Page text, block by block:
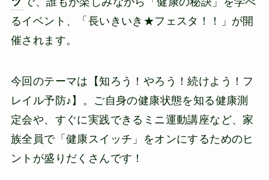
るイベント、「長いきいき★フェスタ！！」が開
催されます。
今回のテーマは【知ろう！やろう！続けよう！フ
レイル予防♪】。ご自身の健康状態を知る健康測
定会や、すぐに実践できるミニ運動講座など、家
族全員で「健康スイッチ」をオンにするためのヒ
ントが盛りだくさんです！